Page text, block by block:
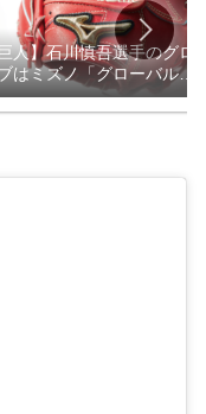
人】石川慎吾選手のグロ
はミズノ「グローバルエ
ト」